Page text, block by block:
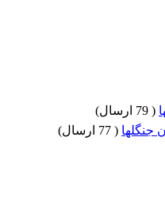
(
)
(
)